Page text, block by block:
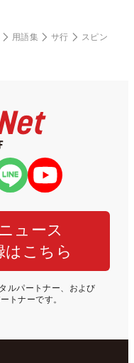
用語集 サ行 スピン
ュース
はこちら
ルパートナー、および
トナーです。